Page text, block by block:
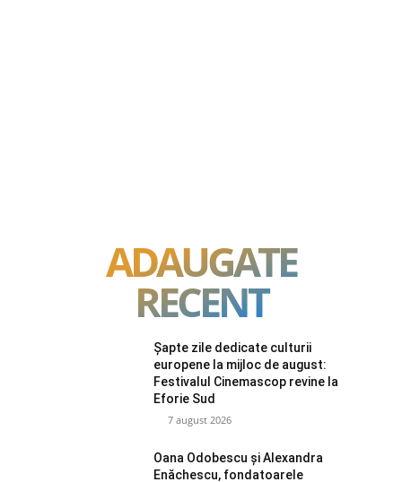
ADAUGATE
RECENT
Șapte zile dedicate culturii
europene la mijloc de august:
Festivalul Cinemascop revine la
Eforie Sud
7 august 2026
Oana Odobescu și Alexandra
Enăchescu, fondatoarele